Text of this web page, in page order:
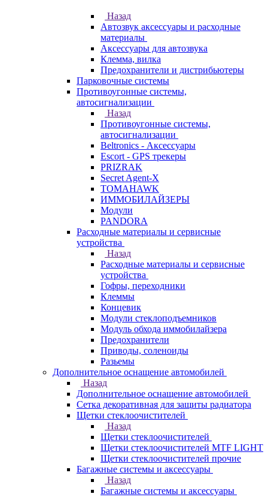
Назад
Автозвук аксессуары и расходные
материалы
Аксессуары для автозвука
Клемма, вилка
Предохранители и дистрибьютеры
Парковочные системы
Противоугонные системы,
автосигнализации
Назад
Противоугонные системы,
автосигнализации
Beltronics - Аксессуары
Escort - GPS трекеры
PRIZRAK
Secret Agent-X
TOMAHAWK
ИММОБИЛАЙЗЕРЫ
Модули
PANDORA
Расходные материалы и сервисные
устройства
Назад
Расходные материалы и сервисные
устройства
Гофры, переходники
Клеммы
Концевик
Модули стеклоподъемников
Модуль обхода иммобилайзера
Предохранители
Приводы, соленоиды
Разьемы
Дополнительное оснащение автомобилей
Назад
Дополнительное оснащение автомобилей
Сетка декоративная для защиты радиатора
Щетки стеклоочистителей
Назад
Щетки стеклоочистителей
Щетки стеклоочистителей MTF LIGHT
Щетки стеклоочистителей прочие
Багажные системы и аксессуары
Назад
Багажные системы и аксессуары